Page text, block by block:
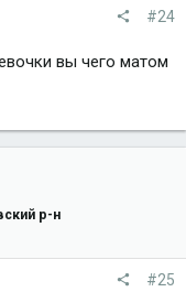
#24
вы чего матом
р-н
#25